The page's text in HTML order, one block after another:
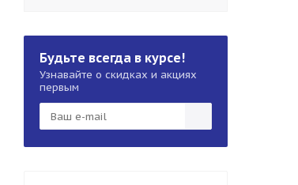
Будьте всегда в курсе!
Узнавайте о скидках и акциях
первым